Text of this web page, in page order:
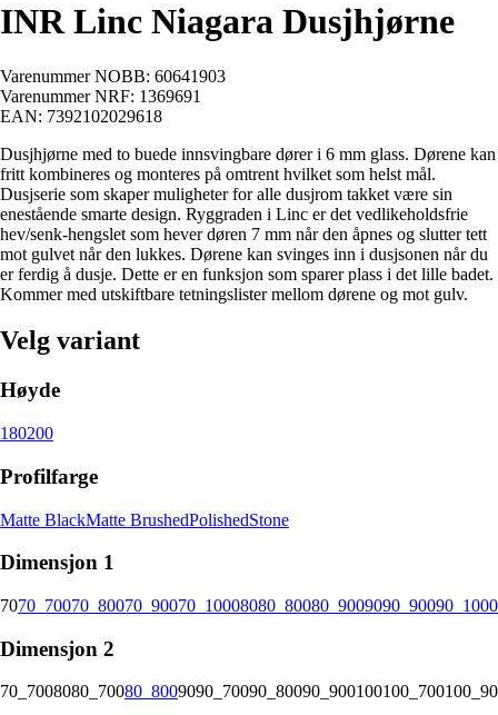
INR Linc Niagara Dusjhjørne
Varenummer NOBB: 60641903
Varenummer NRF: 1369691
EAN: 7392102029618
Dusjhjørne med to buede innsvingbare dører i 6 mm glass. Dørene kan
fritt kombineres og monteres på omtrent hvilket som helst mål.
Dusjserie som skaper muligheter for alle dusjrom takket være sin
enestående smarte design. Ryggraden i Linc er det vedlikeholdsfrie
hev/senk-hengslet som hever døren 7 mm når den åpnes og slutter tett
mot gulvet når den lukkes. Dørene kan svinges inn i dusjsonen når du
er ferdig å dusje. Dette er en funksjon som sparer plass i det lille badet.
Kommer med utskiftbare tetningslister mellom dørene og mot gulv.
Velg variant
Høyde
180200
Profilfarge
Matte BlackMatte BrushedPolishedStone
Dimensjon 1
7070_70070_80070_90070_10008080_80080_9009090_90090_1000
Dimensjon 2
70_7008080_70080_8009090_70090_80090_900100100_700